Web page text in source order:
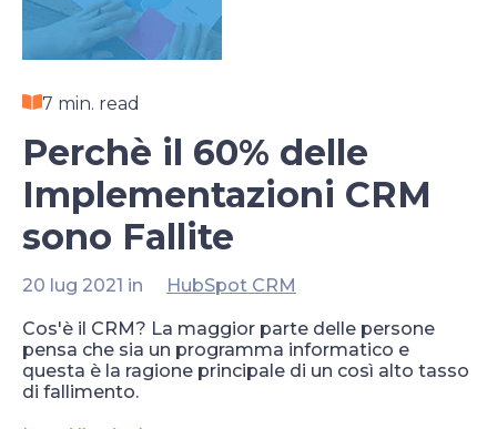
7 min. read
Perchè il 60% delle
Implementazioni CRM
sono Fallite
20 lug 2021 in HubSpot CRM
Cos'è il CRM? La maggior parte delle persone
pensa che sia un programma informatico e
questa è la ragione principale di un così alto tasso
di fallimento.